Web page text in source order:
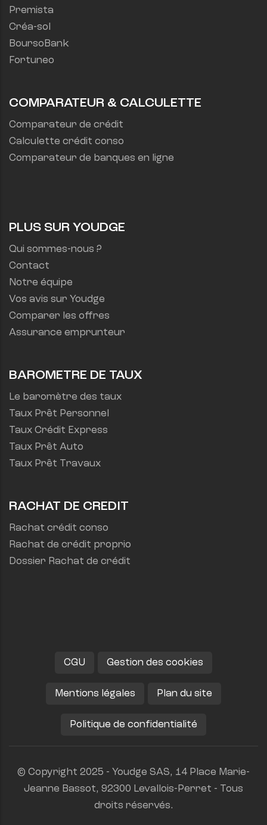
Premista
Créa-sol
BoursoBank
Fortuneo
COMPARATEUR & CALCULETTE
Comparateur de crédit
Calculette crédit conso
Comparateur de banques en ligne
PLUS SUR YOUDGE
Qui sommes-nous ?
Contact
Notre équipe
Vos avis sur Youdge
Comparer les offres
Assurance emprunteur
BAROMETRE DE TAUX
Le baromètre des taux
Taux Prêt Personnel
Taux Crédit Express
Taux Prêt Auto
Taux Prêt Travaux
RACHAT DE CREDIT
Rachat crédit conso
Rachat de crédit proprio
Dossier Rachat de crédit
CGU Gestion des cookies
Mentions légales Plan du site
Politique de confidentialité
© Copyright 2025 - Youdge SAS, 14 Place Marie-
Jeanne Bassot, 92300 Levallois-Perret - Tous
droits réservés.